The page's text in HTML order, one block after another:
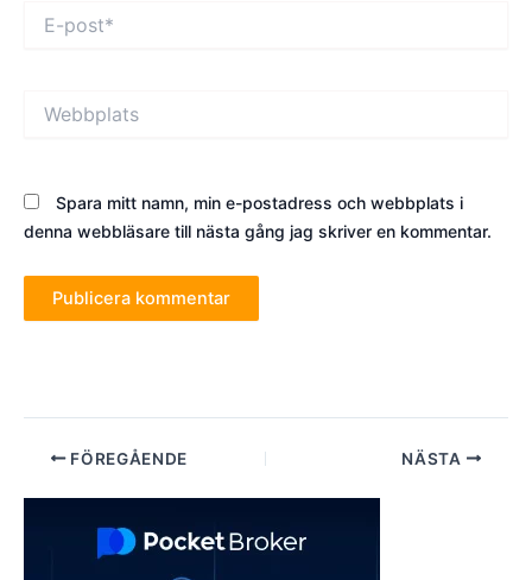
post*
Spara mitt namn, min e-postadress och webbplats i
denna webbläsare till nästa gång jag skriver en kommentar.
Inläggsnavigering
FÖREGÅENDE NÄSTA